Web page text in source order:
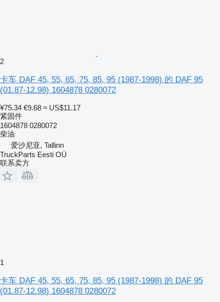
2
卡车 DAF 45, 55, 65, 75, 85, 95 (1987-1998) 的 DAF 95
(01.87-12.98) 1604878 0280072
¥75.34 €9.68 ≈ US$11.17
紧固件
1604878 0280072
柴油
爱沙尼亚, Tallinn
TruckParts Eesti OÜ
联系卖方
1
卡车 DAF 45, 55, 65, 75, 85, 95 (1987-1998) 的 DAF 95
(01.87-12.98) 1604878 0280072